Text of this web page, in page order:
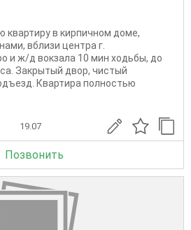
квартиру в кирпичном доме,
вблизи центра г.
и ж/д вокзала 10 мин ходьбы, до
Закрытый двор, чистый
Квартира полностью
19.07
Позвонить